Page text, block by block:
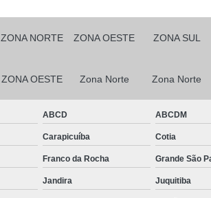
Serviços de
manutenção
predial
Serviços de
monitoramento
Serviços de
montagem
Serviços de
ZONA NORTE ZONA OESTE ZONA SUL
ZONA OESTE Zona Norte Zona Norte
ABCD ABCDM
Carapicuíba Cotia
Franco da Rocha Grande São
Jandira Juquitiba